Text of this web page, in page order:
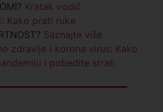
Kratak vodič
Kako prati ruke
Saznajte više
zdravlje i korona virus: Kako
i pobedite strah